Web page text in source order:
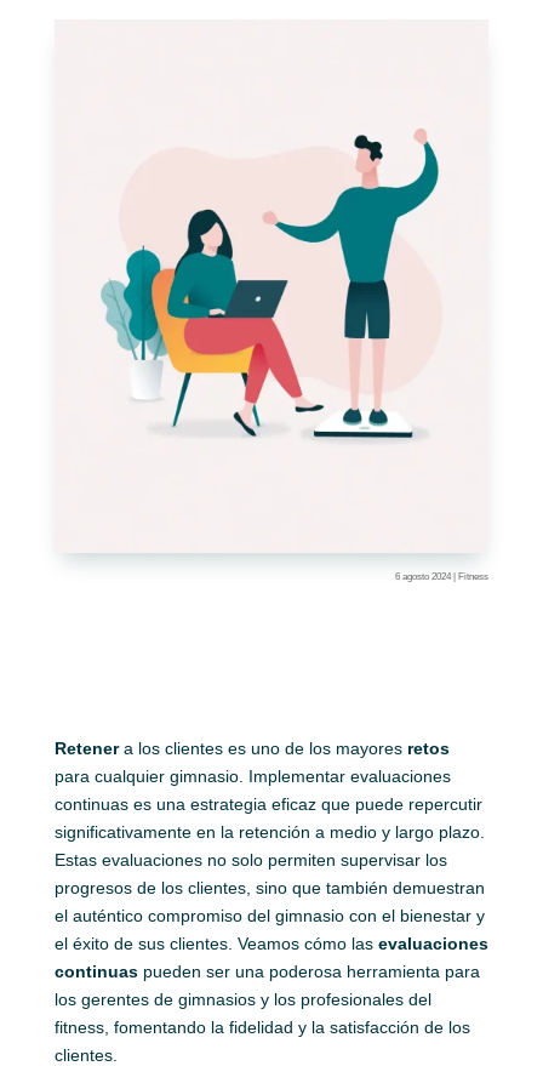
6 agosto 2024 Fitness
Retenera los clientes es uno de los mayores retos
para cualquier gimnasio. Implementar evaluaciones
continuas es una estrategia eficaz que puede repercutir
significativamente en la retención a medio y largo plazo.
Estas evaluaciones no solo permiten supervisar los
progresos de los clientes, sino que también demuestran
el auténtico compromiso del gimnasio con el bienestar y
el éxito de sus clientes. Veamos cómo las evaluaciones
continuas pueden ser una poderosa herramienta para
los gerentes de gimnasios y los profesionales del
fitness, fomentando la fidelidad y la satisfacción de los
clientes.